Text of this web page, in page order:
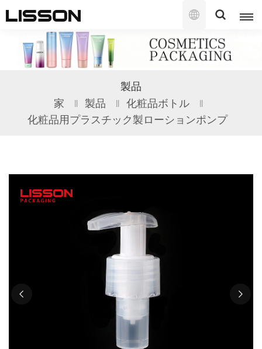
語
English
français
русский
português
日本語
한국의
ไทย
Tiếng việt
製品
家 製品
化粧品ボトル
化粧品用プラスチック製ローションポンプ